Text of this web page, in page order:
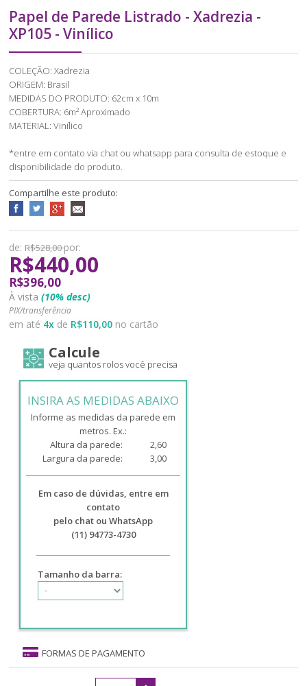
Papel de Parede Listrado - Xadrezia -
XP105 - Vinílico
COLEÇÃO: Xadrezia
ORIGEM: Brasil
MEDIDAS DO PRODUTO: 62cm x 10m
COBERTURA: 6m² Aproximado
MATERIAL: Vinílico
*entre em contato via chat ou whatsapp para consulta de estoque e
disponibilidade do produto.
Compartilhe este produto:
de: R$528,00por:
R$440,00
R$396,00
À vista (10% desc)
PIX/transferência
em até 4x de R$110,00 no cartão
Calcule
veja quantos rolos você precisa
INSIRA AS MEDIDAS ABAIXO
Informe as medidas da parede em
metros. Ex.:
Altura da parede:
2,60
Largura da parede:
3,00
Em caso de dúvidas, entre em
contato
pelo chat ou WhatsApp
(11) 94773-4730
Tamanho da barra:
FORMAS DE PAGAMENTO